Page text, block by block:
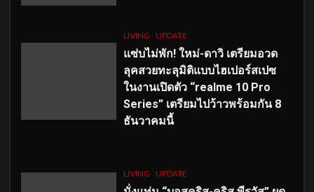
LIVING UPDATE
แซ่บไม่พัก! ใหม่-ดาวิ เตรียมอวด
ลุคสวยทะลุมิติแบบไฮเปอร์สเปซ
ในงานเปิดตัว “realme 10 Pro
Series” เตรียมไปว้าวพร้อมกัน 8
ธันวาคมนี้
LIVING UPDATE